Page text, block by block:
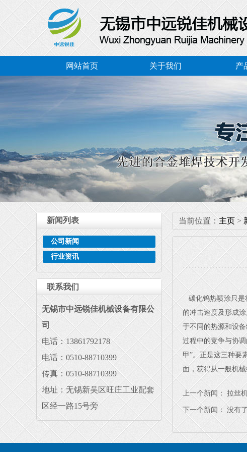
网站首页 关于我们 产
新闻列表
公司新闻
行业资讯
联系我们
无锡市中远锐佳机械设备有限公
司
电话：13861792178
电话：0510-88710399
传真： 0510-88710399
地址：无锡新吴区旺庄工业配套
区经一路15号旁
当前位置：主页>
碳化钨热喷涂只是
的冲击速度及形成
于不同的热源和设
过程中的竞争与协
甲”。正是这三种要
面，获得从一般机
上一个新闻： 拉丝
下一个新闻：没有了